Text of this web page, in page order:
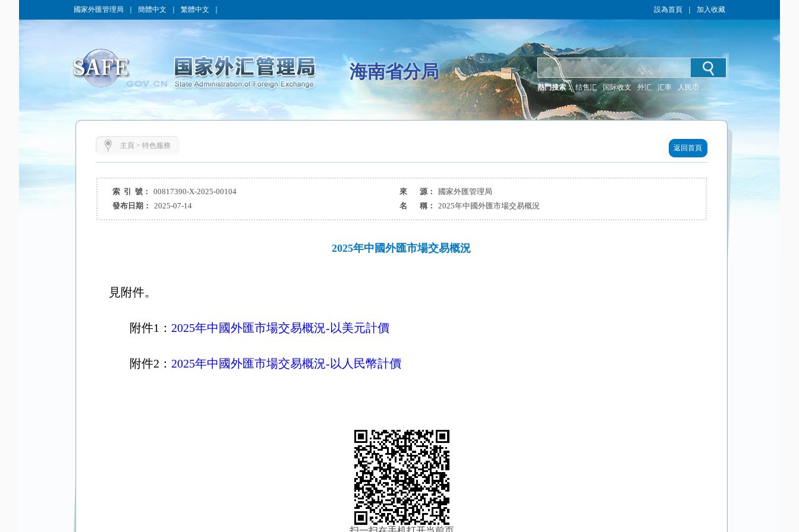
國家外匯管理局 簡體中文 繁體中文 設為首頁 加入收藏
海南省分局
熱門搜索： 结售汇 国际收支 外汇 汇率 人民币
主頁 > 特色服務 返回首頁
索 引 號： 00817390-X-2025-00104 來 源：
國家外匯管理局
發布日期：
2025-07-14 名 稱： 2025年中國外匯市場交易概況
2025年中國外匯市場交易概況
見附件。
附件1： 2025年中國外匯市場交易概況-以美元計價
附件2： 2025年中國外匯市場交易概況-以人民幣計價